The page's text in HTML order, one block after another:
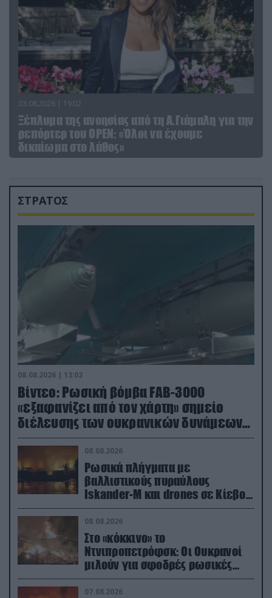
03.08.2026 | 19:02
Ξέπλυμα της ανοησίας από τη Α.Γιάμαλη για την
ρεπόρτερ του ΟΡΕΝ: «Όλοι να έχουμε
δικαίωμα στο λάθος»
ΣΤΡΑΤΟΣ
08.08.2026 | 13:02
Βίντεο: Ρωσική βόμβα FAB-3000
«εξαφανίζει από τον χάρτη» σημείο
διέλευσης των ουκρανικών δυνάμεων
στην Ζαπορίζια
08.08.2026
Ρωσικά πλήγματα με
βαλλιστικούς πυραύλους
Iskander-M και drones σε Κίεβο
και Ντνιπροπετρόφσκ: Ισχυρές
εκρήξεις
08.08.2026
Στο «κόκκινο» το
Ντνιπροπετρόφσκ: Οι Ουκρανοί
μιλούν για σφοδρές ρωσικές
επιθέσεις σε όλη την επικράτεια
07.08.2026